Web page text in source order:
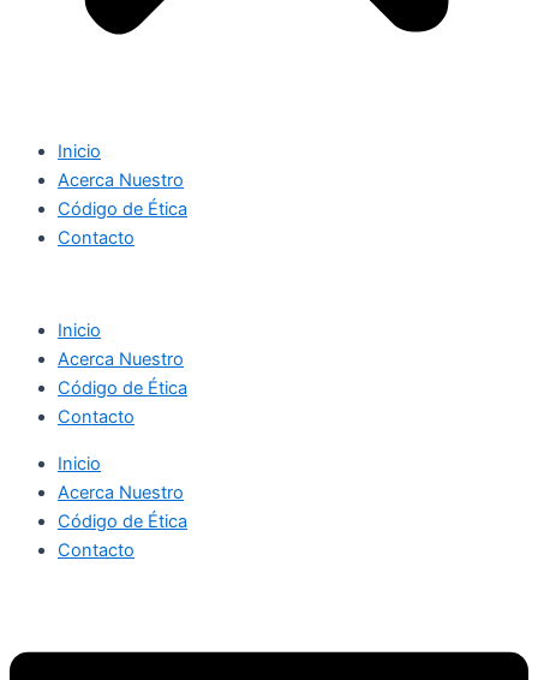
Inicio
Acerca Nuestro
Código de Ética
Contacto
Inicio
Acerca Nuestro
Código de Ética
Contacto
Inicio
Acerca Nuestro
Código de Ética
Contacto